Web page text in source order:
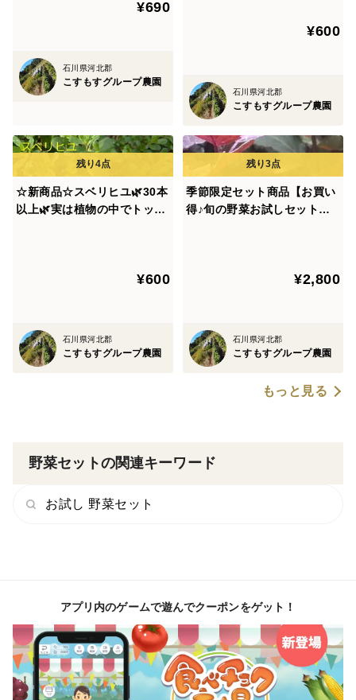
薬、除草剤、化学肥料不使用
¥690
石川県河北郡
こすもすグループ農園
¥600
石川県河北郡
こすもすグループ農園
☆新商品☆スベリヒユ🌿30本
以上🌿実は植物の中でトップ
¥600
石川県河北郡
こすもすグループ農園
季節限定セット商品【お買い
得♪旬の野菜お試しセット】
っぷりお入れいたします☆
¥2,800
石川県河北郡
こすもすグループ農園
もっと見る
野菜セットの関連キーワード
お試し 野菜セット
アプリ内のゲームで遊んでクーポンをゲット！